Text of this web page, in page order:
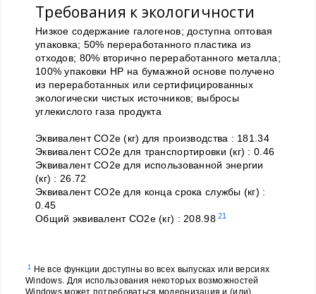
Требования к экологичности
Низкое содержание галогенов; доступна оптовая
упаковка; 50% переработанного пластика из
отходов; 80% вторично переработанного металла;
100% упаковки HP на бумажной основе получено
из переработанных или сертифицированных
экологически чистых источников; выбросы
углекислого газа продукта
Эквивалент CO2e (кг) для производства : 181.34
Эквивалент CO2e для транспортировки (кг) : 0.46
Эквивалент CO2e для использованной энергии
(кг) : 26.72
Эквивалент CO2e для конца срока службы (кг) :
0.45
Общий эквивалент CO2e (кг) : 208.98 21
1
Не все функции доступны во всех выпусках или версиях
Windows. Для использования некоторых возможностей
Windows может потребоваться модернизация и (или)